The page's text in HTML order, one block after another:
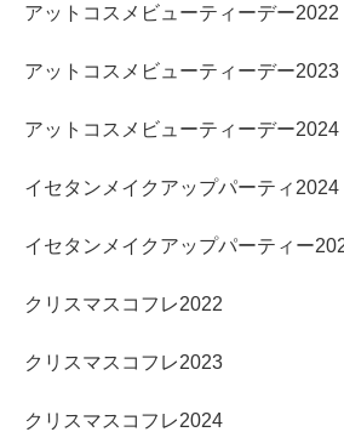
アットコスメビューティーデー2022
アットコスメビューティーデー2023
アットコスメビューティーデー2024
イセタンメイクアップパーティ2024
イセタンメイクアップパーティー
クリスマスコフレ2022
クリスマスコフレ2023
クリスマスコフレ2024